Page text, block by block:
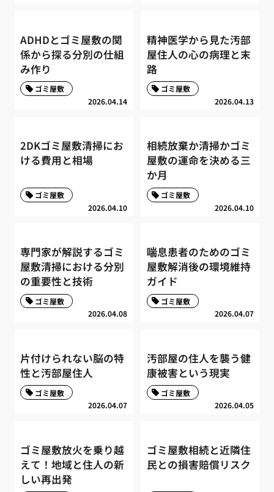
ADHDとゴミ屋敷の関
係から探る分別の仕組
み作り
2026.04.14
ゴミ屋敷
精神医学から見た汚部
屋住人の心の病理と末
路
2026.04.13
ゴミ屋敷
2DKゴミ屋敷清掃にお
ける費用と相場
2026.04.10
ゴミ屋敷
相続放棄か清掃かゴミ
屋敷の運命を決める三
か月
2026.04.10
ゴミ屋敷
専門家が解説するゴミ
屋敷清掃における分別
の重要性と技術
2026.04.08
ゴミ屋敷
喘息患者のためのゴミ
屋敷解消後の環境維持
ガイド
2026.04.07
ゴミ屋敷
片付けられない脳の特
性と汚部屋住人
2026.04.07
ゴミ屋敷
汚部屋の住人を襲う健
康被害という現実
2026.04.05
ゴミ屋敷
ゴミ屋敷放火を乗り越
えて！地域と住人の新
しい再出発
ゴミ屋敷相続と近隣住
民との損害賠償リスク